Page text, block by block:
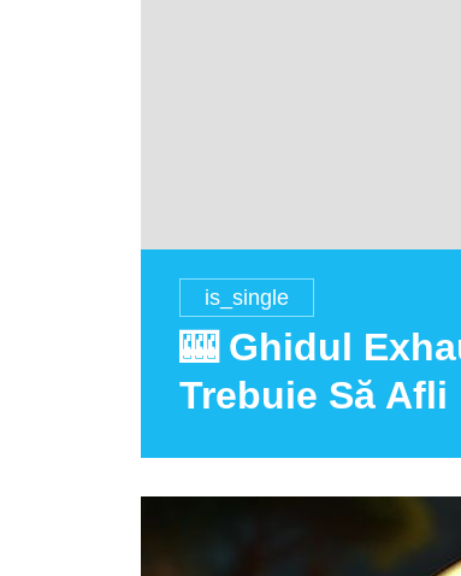
is_single
🎰 Ghidul
Trebuie Să Afli